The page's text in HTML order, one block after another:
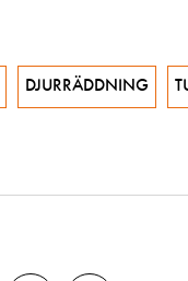
DJURRÄDDNING